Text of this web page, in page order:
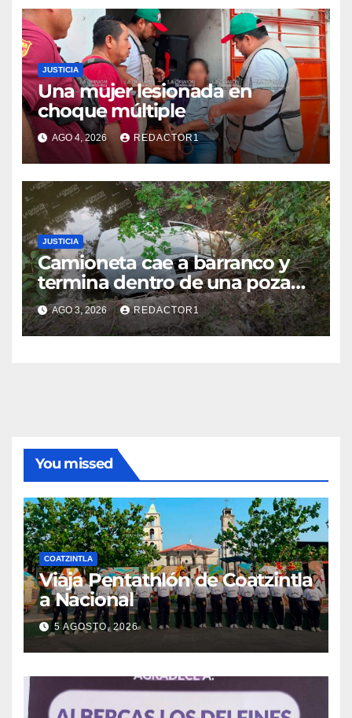
JUSTICIA
Una mujer lesionada en
choque múltiple
AGO 4, 2026 REDACTOR1
JUSTICIA
Camioneta cae a barranco y
termina dentro de una poza
en Coatzintla; conductor sale
con golpes leves
AGO 3, 2026 REDACTOR1
You missed
COATZINTLA
Viaja Pentathlón de Coatzintla
a Nacional
5 AGOSTO, 2026